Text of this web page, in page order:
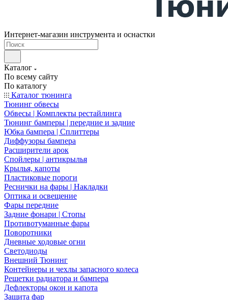
Интернет-магазин инструмента и оснастки
Каталог
По всему сайту
По каталогу
Каталог тюнинга
Тюнинг обвесы
Обвесы | Комплекты рестайлинга
Тюнинг бамперы | передние и задние
Юбка бампера | Сплиттеры
Диффузоры бампера
Расширители арок
Спойлеры | антикрылья
Крылья, капоты
Пластиковые пороги
Реснички на фары | Накладки
Оптика и освещение
Фары передние
Задние фонари | Стопы
Противотуманные фары
Поворотники
Дневные ходовые огни
Светодиоды
Внешний Тюнинг
Контейнеры и чехлы запасного колеса
Решетки радиатора и бампера
Дефлекторы окон и капота
Защита фар